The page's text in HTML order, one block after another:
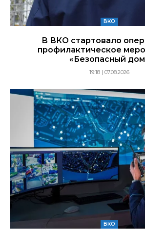
ВКО
В ВКО стартовало
профилактическое
«Безопасный
19:18 | 07.08.2026
ВКО